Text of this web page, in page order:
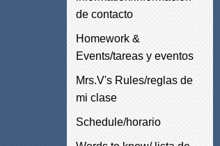
de contacto
Homework &
Events/tareas y eventos
Mrs.V's Rules/reglas de
mi clase
Schedule/horario